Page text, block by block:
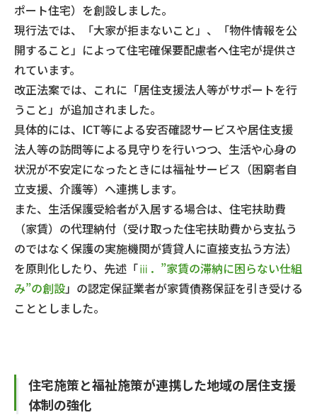
ポート住宅）を創設しました。
現行法では、「大家が拒まないこと」、「物件情報を公
開すること」によって住宅確保要配慮者へ住宅が提供さ
れています。
改正法案では、これに「居住支援法人等がサポートを行
うこと」が追加されました。
具体的には、ICT等による安否確認サービスや居住支援
法人等の訪問等による見守りを行いつつ、生活や心身の
状況が不安定になったときには福祉サービス（困窮者自
立支援、介護等）へ連携します。
また、生活保護受給者が入居する場合は、住宅扶助費
（家賃）の代理納付（受け取った住宅扶助費から支払う
のではなく保護の実施機関が賃貸人に直接支払う方法）
を原則化したり、先述「ⅲ．”家賃の滞納に困らない仕組
み”の創設」の認定保証業者が家賃債務保証を引き受ける
こととしました。
住宅施策と福祉施策が連携した地域の居住支援
体制の強化